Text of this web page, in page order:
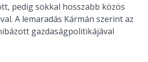
pedig sokkal hosszabb közös
A lemaradás Kármán szerint az
gazdaságpolitikájával